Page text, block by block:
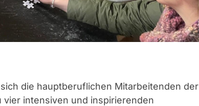
die hauptberuflichen Mitarbeitenden der
vier intensiven und inspirierenden